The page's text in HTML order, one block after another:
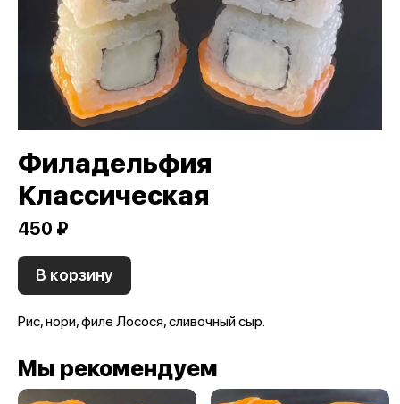
Филадельфия
Классическая
450 ₽
В корзину
Рис, нори, филе Лосося, сливочный сыр.
Мы рекомендуем